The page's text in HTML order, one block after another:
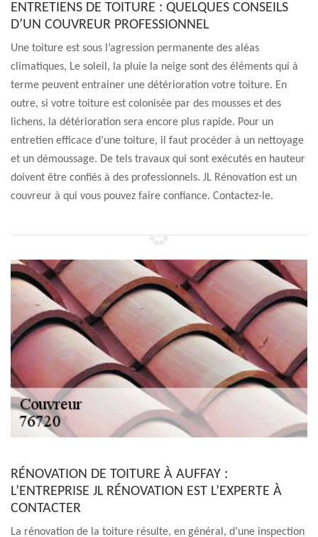
ENTRETIENS DE TOITURE : QUELQUES CONSEILS
D’UN COUVREUR PROFESSIONNEL
Une toiture est sous l’agression permanente des aléas
climatiques, Le soleil, la pluie la neige sont des éléments qui à
terme peuvent entrainer une détérioration votre toiture. En
outre, si votre toiture est colonisée par des mousses et des
lichens, la détérioration sera encore plus rapide. Pour un
entretien efficace d’une toiture, il faut procéder à un nettoyage
et un démoussage. De tels travaux qui sont exécutés en hauteur
doivent être confiés à des professionnels. JL Rénovation est un
couvreur à qui vous pouvez faire confiance. Contactez-le.
RÉNOVATION DE TOITURE À AUFFAY :
L’ENTREPRISE JL RÉNOVATION EST L’EXPERTE À
CONTACTER
La rénovation de la toiture résulte, en général, d’une inspection